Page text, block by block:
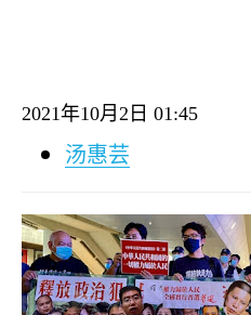
2021年10月 2 日 01:45
汤惠芸